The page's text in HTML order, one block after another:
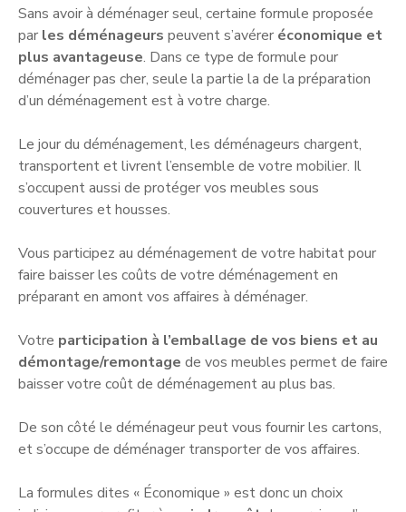
Sans avoir à déménager seul, certaine formule proposée
par les déménageurs peuvent s’avérer économique et
plus avantageuse. Dans ce type de formule pour
déménager pas cher, seule la partie la de la préparation
d’un déménagement est à votre charge.
Le jour du déménagement, les déménageurs chargent,
transportent et livrent l’ensemble de votre mobilier. Il
s’occupent aussi de protéger vos meubles sous
couvertures et housses.
Vous participez au déménagement de votre habitat pour
faire baisser les coûts de votre déménagement en
préparant en amont vos affaires à déménager.
Votre participation à l’emballage de vos biens et au
démontage/remontage de vos meubles permet de faire
baisser votre coût de déménagement au plus bas.
De son côté le déménageur peut vous fournir les cartons,
et s’occupe de déménager transporter de vos affaires.
La formules dites « Économique » est donc un choix